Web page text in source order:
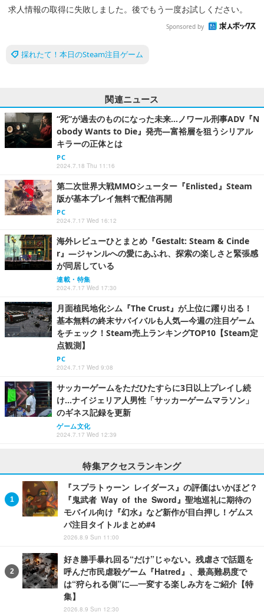
求人情報の取得に失敗しました。後でもう一度お試しください。
Sponsored by
採れたて！本日のSteam注目ゲーム
関連ニュース
“死”が過去のものになった未来…ノワール刑事ADV『N
obody Wants to Die』発売―富裕層を狙うシリアル
キラーの正体とは
PC
2024.7.18 Thu 11:16
第二次世界大戦MMOシューター『Enlisted』Steam
版が基本プレイ無料で配信再開
PC
2024.7.17 Wed 16:12
海外レビューひとまとめ『Gestalt: Steam & Cinde
r』―ジャンルへの愛にあふれ、探索の楽しさと緊張感
が同居している
連載・特集
2024.7.17 Wed 17:30
月面植民地化シム『The Crust』が上位に躍り出る！
基本無料の終末サバイバルも人気―今週の注目ゲーム
をチェック！Steam売上ランキングTOP10【Steam定
点観測】
PC
2024.7.17 Wed 9:08
サッカーゲームをただひたすらに3日以上プレイし続
け…ナイジェリア人男性「サッカーゲームマラソン」
のギネス記録を更新
ゲーム文化
2024.7.17 Wed 12:39
特集アクセスランキング
『スプラトゥーン レイダース』の評価はいかほど？
『鬼武者 Way of the Sword』聖地巡礼に期待の
モバイル向け『幻水』など新作が目白押し！ゲムス
パ注目タイトルまとめ#4
2026.8.9 Sun 11:00
好き勝手暴れ回る“だけ”じゃない。残虐さで話題を
呼んだ市民虐殺ゲーム『Hatred』、最高難易度で
は“狩られる側”に―一変する楽しみ方をご紹介【特
集】
2026.8.9 Sun 12:30